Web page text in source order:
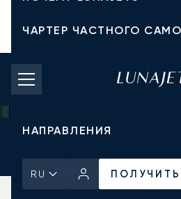
ЧАРТЕР ЧАСТНОГО
СТОИМОСТЬ ЧАРТЕРА
ЧАСТНЫЕ САМОЛЕТЫ
НАПРАВЛЕНИЯ
RU
LunaJets x